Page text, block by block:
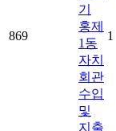
869
기
홍제
1동
자치
회관
수입
및
지출
1